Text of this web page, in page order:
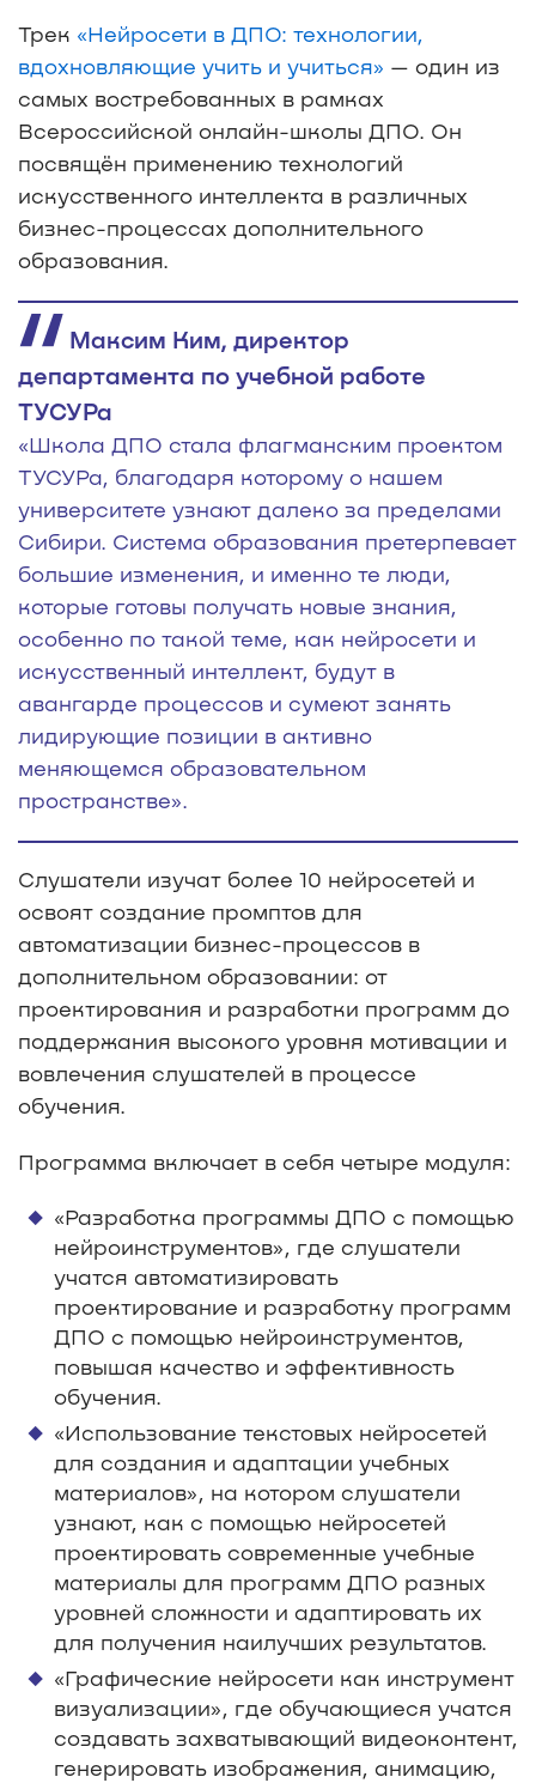
Трек «Нейросети в ДПО: технологии,
вдохновляющие учить и учиться» — один из
самых востребованных в рамках
Всероссийской онлайн-школы ДПО. Он
посвящён применению технологий
искусственного интеллекта в различных
бизнес-процессах дополнительного
образования.
Максим Ким, директор
департамента по учебной работе
ТУСУРа
«Школа ДПО стала флагманским проектом
ТУСУРа, благодаря которому о нашем
университете узнают далеко за пределами
Сибири. Система образования претерпевает
большие изменения, и именно те люди,
которые готовы получать новые знания,
особенно по такой теме, как нейросети и
искусственный интеллект, будут в
авангарде процессов и сумеют занять
лидирующие позиции в активно
меняющемся образовательном
пространстве».
Слушатели изучат более 10 нейросетей и
освоят создание промптов для
автоматизации бизнес-процессов в
дополнительном образовании: от
проектирования и разработки программ до
поддержания высокого уровня мотивации и
вовлечения слушателей в процессе
обучения.
Программа включает в себя четыре модуля:
«Разработка программы ДПО с помощью
нейроинструментов», где слушатели
учатся автоматизировать
проектирование и разработку программ
ДПО с помощью нейроинструментов,
повышая качество и эффективность
обучения.
«Использование текстовых нейросетей
для создания и адаптации учебных
материалов», на котором слушатели
узнают, как с помощью нейросетей
проектировать современные учебные
материалы для программ ДПО разных
уровней сложности и адаптировать их
для получения наилучших результатов.
«Графические нейросети как инструмент
визуализации», где обучающиеся учатся
создавать захватывающий видеоконтент,
генерировать изображения, анимацию,